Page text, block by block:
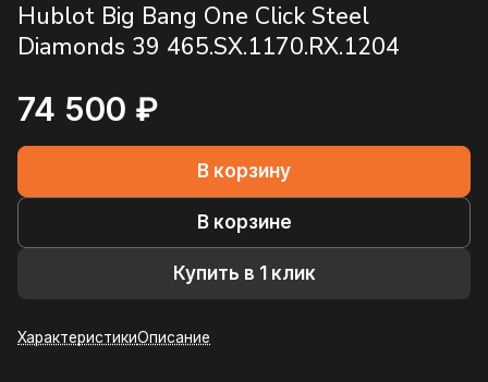
Hublot Big Bang One Click Steel
Diamonds 39 465.SX.1170.RX.1204
74 500 ₽
В корзину
В корзине
Купить в 1 клик
ХарактеристикиОписание